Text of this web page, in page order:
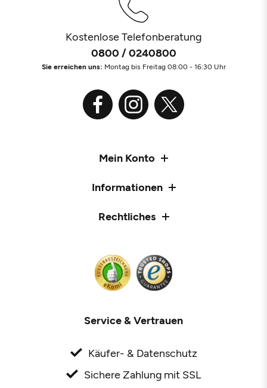
Kostenlose Telefonberatung
0800 / 0240800
Sie erreichen uns: Montag bis Freitag 08:00 - 16:30 Uhr
Mein Konto
Informationen
Rechtliches
Service & Vertrauen
Käufer- & Datenschutz
Sichere Zahlung mit SSL